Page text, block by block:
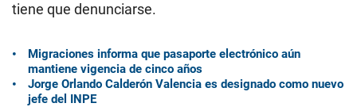
tiene que denunciarse.
Migraciones informa que pasaporte electrónico aún
mantiene vigencia de cinco años
Jorge Orlando Calderón Valencia es designado como nuevo
jefe del INPE